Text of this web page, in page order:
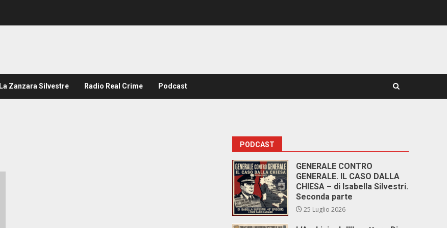
La Zanzara Silvestre Radio Real Crime Podcast
PODCAST
GENERALE CONTRO
GENERALE. IL CASO DALLA
CHIESA – di Isabella Silvestri.
Seconda parte
25 Luglio 2026